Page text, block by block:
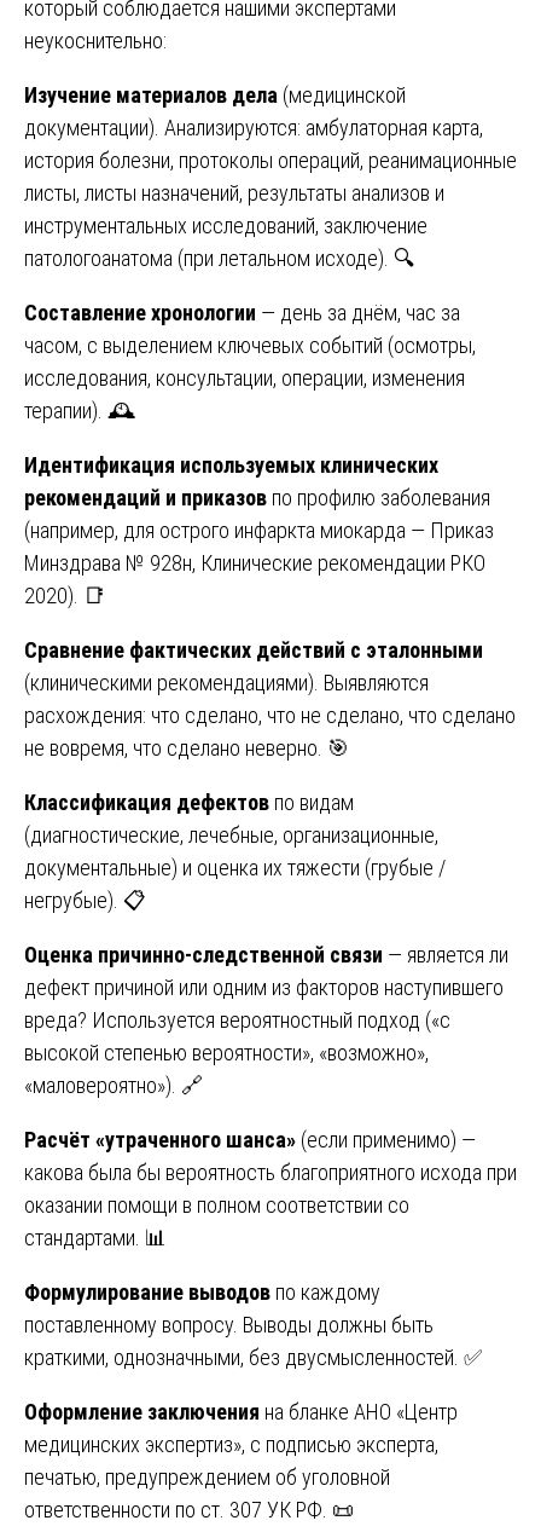
который соблюдается нашими экспертами
неукоснительно:
Изучение материалов дела (медицинской
документации). Анализируются: амбулаторная карта,
история болезни, протоколы операций, реанимационные
листы, листы назначений, результаты анализов и
инструментальных исследований, заключение
патологоанатома (при летальном исходе). 🔍
Составление хронологии — день за днём, час за
часом, с выделением ключевых событий (осмотры,
исследования, консультации, операции, изменения
терапии). 🕰️
Идентификация используемых клинических
рекомендаций и приказов по профилю заболевания
(например, для острого инфаркта миокарда — Приказ
Минздрава № 928н, Клинические рекомендации РКО
2020). 📑
Сравнение фактических действий с эталонными
(клиническими рекомендациями). Выявляются
расхождения: что сделано, что не сделано, что сделано
не вовремя, что сделано неверно. 🎯
Классификация дефектов по видам
(диагностические, лечебные, организационные,
документальные) и оценка их тяжести (грубые /
негрубые). 📋
Оценка причинно-следственной связи — является ли
дефект причиной или одним из факторов наступившего
вреда? Используется вероятностный подход («с
высокой степенью вероятности», «возможно»,
«маловероятно»). 🔗
Расчёт «утраченного шанса» (если применимо) —
какова была бы вероятность благоприятного исхода при
оказании помощи в полном соответствии со
стандартами. 📊
Формулирование выводов по каждому
поставленному вопросу. Выводы должны быть
краткими, однозначными, без двусмысленностей. ✅
Оформление заключения на бланке АНО «Центр
медицинских экспертиз», с подписью эксперта,
печатью, предупреждением об уголовной
ответственности по ст. 307 УК РФ. 📜